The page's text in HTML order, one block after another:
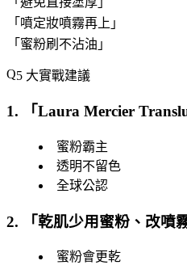
「 噴定妝噴霧再上 」
「 蜜粉刷不沾油 」
5 大實戰建議
1. 「Laura Mercier
蜜粉霸主
透明不留色
全球公認
2. 「乾肌少用蜜粉、改噴
蜜粉會更乾